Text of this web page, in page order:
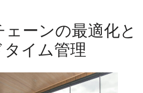
ーンの最適化と
イム管理